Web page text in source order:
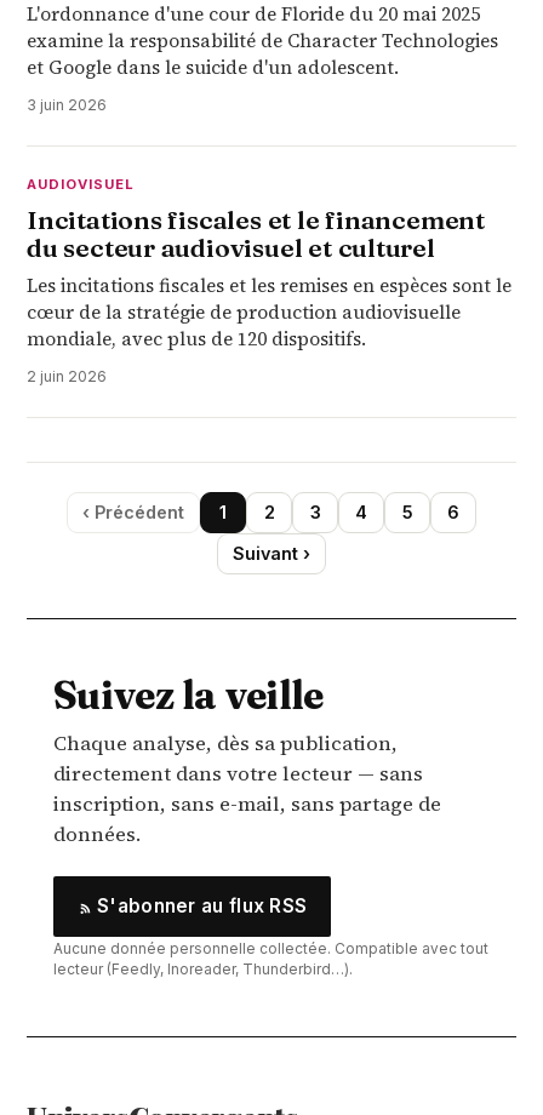
L'ordonnance d'une cour de Floride du 20 mai 2025
examine la responsabilité de Character Technologies
et Google dans le suicide d'un adolescent.
3 juin 2026
AUDIOVISUEL
Incitations fiscales et le financement
du secteur audiovisuel et culturel
Les incitations fiscales et les remises en espèces sont le
cœur de la stratégie de production audiovisuelle
mondiale, avec plus de 120 dispositifs.
2 juin 2026
‹ Précédent 1 2 3 4 5
6
Suivant ›
Suivez la veille
Chaque analyse, dès sa publication,
directement dans votre lecteur — sans
inscription, sans e-mail, sans partage de
données.
S'abonner au flux RSS
Aucune donnée personnelle collectée. Compatible avec tout
lecteur (Feedly, Inoreader, Thunderbird…).